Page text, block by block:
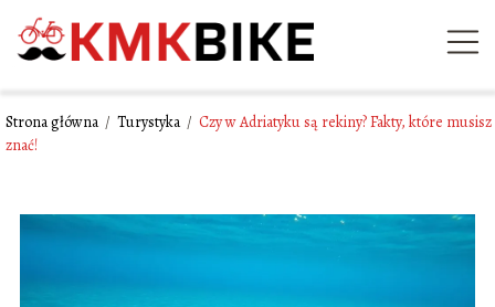
Strona główna / Turystyka / Czy w Adriatyku są rekiny? Fakty, które musisz
znać!